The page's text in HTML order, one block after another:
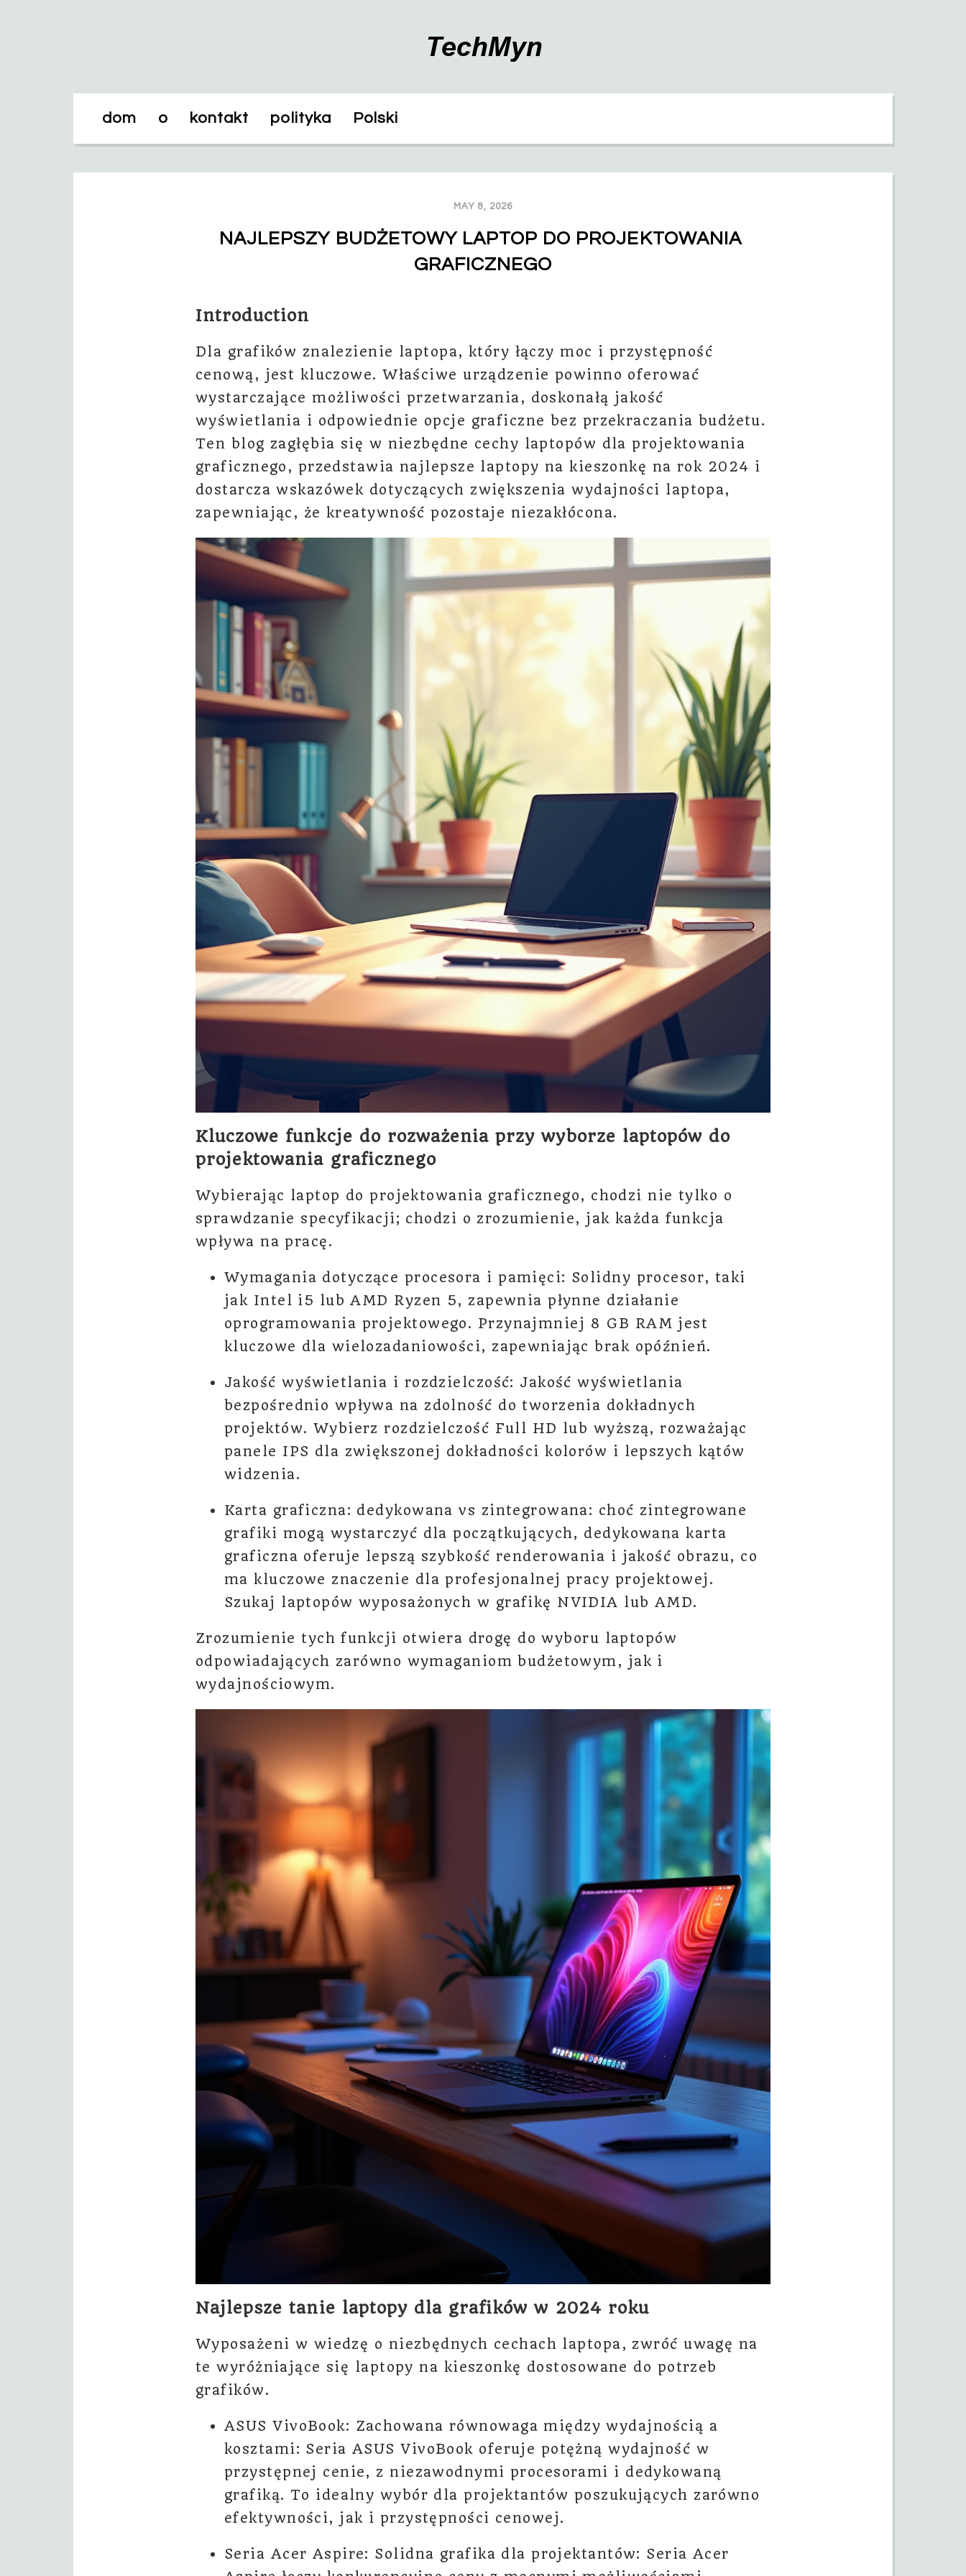
dom o kontakt polityka Polski
MAY 8, 2026
NAJLEPSZY BUDŻETOWY LAPTOP DO PROJEKTOWANIA
GRAFICZNEGO
Introduction
Dla grafików znalezienie laptopa, który łączy moc i przystępność
cenową, jest kluczowe. Właściwe urządzenie powinno oferować
wystarczające możliwości przetwarzania, doskonałą jakość
wyświetlania i odpowiednie opcje graficzne bez przekraczania budżetu.
Ten blog zagłębia się w niezbędne cechy laptopów dla projektowania
graficznego, przedstawia najlepsze laptopy na kieszonkę na rok 2024 i
dostarcza wskazówek dotyczących zwiększenia wydajności laptopa,
zapewniając, że kreatywność pozostaje niezakłócona.
Kluczowe funkcje do rozważenia przy wyborze laptopów do
projektowania graficznego
Wybierając laptop do projektowania graficznego, chodzi nie tylko o
sprawdzanie specyfikacji; chodzi o zrozumienie, jak każda funkcja
wpływa na pracę.
Wymagania dotyczące procesora i pamięci: Solidny procesor, taki
jak Intel i5 lub AMD Ryzen 5, zapewnia płynne działanie
oprogramowania projektowego. Przynajmniej 8 GB RAM jest
kluczowe dla wielozadaniowości, zapewniając brak opóźnień.
Jakość wyświetlania i rozdzielczość: Jakość wyświetlania
bezpośrednio wpływa na zdolność do tworzenia dokładnych
projektów. Wybierz rozdzielczość Full HD lub wyższą, rozważając
panele IPS dla zwiększonej dokładności kolorów i lepszych kątów
widzenia.
Karta graficzna: dedykowana vs zintegrowana: choć zintegrowane
grafiki mogą wystarczyć dla początkujących, dedykowana karta
graficzna oferuje lepszą szybkość renderowania i jakość obrazu, co
ma kluczowe znaczenie dla profesjonalnej pracy projektowej.
Szukaj laptopów wyposażonych w grafikę NVIDIA lub AMD.
Zrozumienie tych funkcji otwiera drogę do wyboru laptopów
odpowiadających zarówno wymaganiom budżetowym, jak i
wydajnościowym.
Najlepsze tanie laptopy dla grafików w 2024 roku
Wyposażeni w wiedzę o niezbędnych cechach laptopa, zwróć uwagę na
te wyróżniające się laptopy na kieszonkę dostosowane do potrzeb
grafików.
ASUS VivoBook: Zachowana równowaga między wydajnością a
kosztami: Seria ASUS VivoBook oferuje potężną wydajność w
przystępnej cenie, z niezawodnymi procesorami i dedykowaną
grafiką. To idealny wybór dla projektantów poszukujących zarówno
efektywności, jak i przystępności cenowej.
Seria Acer Aspire: Solidna grafika dla projektantów: Seria Acer